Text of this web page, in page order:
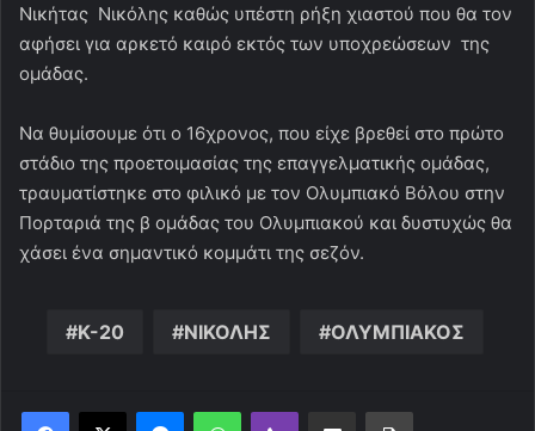
Νικήτας Νικόλης καθώς υπέστη ρήξη χιαστού που θα τον
αφήσει για αρκετό καιρό εκτός των υποχρεώσεων της
ομάδας.
Να θυμίσουμε ότι ο 16χρονος, που είχε βρεθεί στο πρώτο
στάδιο της προετοιμασίας της επαγγελματικής ομάδας,
τραυματίστηκε στο φιλικό με τον Ολυμπιακό Βόλου στην
Πορταριά της β ομάδας του Ολυμπιακού και δυστυχώς θα
χάσει ένα σημαντικό κομμάτι της σεζόν.
Κ-20 ΝΙΚΟΛΗΣ ΟΛΥΜΠΙΑΚΟΣ
MessengerWhatsAppViber Κοινοποίηση μέσω ηλεκτρονικού ταχυδρομείουΕκτύπωση